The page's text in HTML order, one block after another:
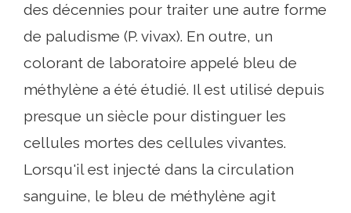
des décennies pour traiter une autre forme
de paludisme (P. vivax). En outre, un
colorant de laboratoire appelé bleu de
méthylène a été étudié. Il est utilisé depuis
presque un siècle pour distinguer les
cellules mortes des cellules vivantes.
Lorsqu'il est injecté dans la circulation
sanguine, le bleu de méthylène agit